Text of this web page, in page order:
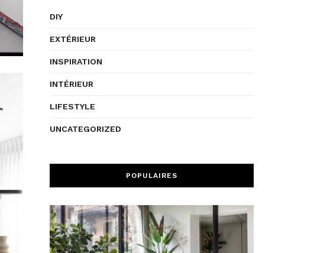
DIY
EXTÉRIEUR
INSPIRATION
INTÉRIEUR
LIFESTYLE
UNCATEGORIZED
POPULAIRES